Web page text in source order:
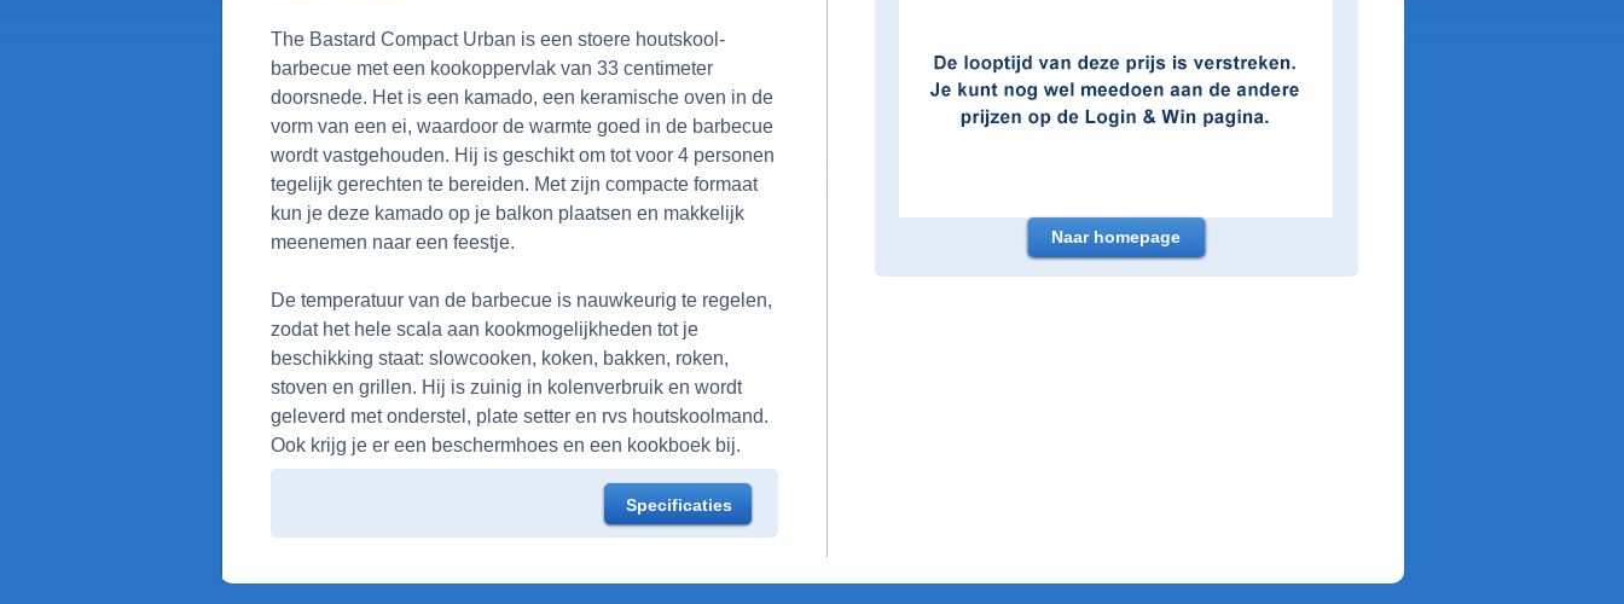
The Bastard Compact Urban is een stoere houtskool-
barbecue met een kookoppervlak van 33 centimeter
doorsnede. Het is een kamado, een keramische oven in de
vorm van een ei, waardoor de warmte goed in de barbecue
wordt vastgehouden. Hij is geschikt om tot voor 4 personen
tegelijk gerechten te bereiden. Met zijn compacte formaat
kun je deze kamado op je balkon plaatsen en makkelijk
meenemen naar een feestje.
De temperatuur van de barbecue is nauwkeurig te regelen,
zodat het hele scala aan kookmogelijkheden tot je
beschikking staat: slowcooken, koken, bakken, roken,
stoven en grillen. Hij is zuinig in kolenverbruik en wordt
geleverd met onderstel, plate setter en rvs houtskoolmand.
Ook krijg je er een beschermhoes en een kookboek bij.
Specificaties
Naar homepage